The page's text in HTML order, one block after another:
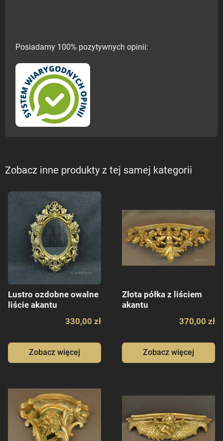
Posiadamy 100% pozytywnych opinii:
Zobacz inne produkty z tej samej kategorii
Lustro ozdobne owalne
liście akantu
330,00 zł
Zobacz więcej
Złota półka z liściem
akantu
370,00 zł
Zobacz więcej